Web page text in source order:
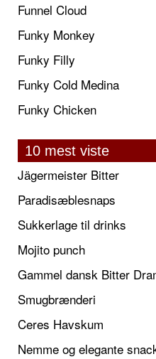
Funnel Cloud
Funky Monkey
Funky Filly
Funky Cold Medina
Funky Chicken
10 mest viste
Jägermeister Bitter
Paradisæblesnaps
Sukkerlage til drinks
Mojito punch
Gammel dansk Bitter
Smugbrænderi
Ceres Havskum
Nemme og elegante